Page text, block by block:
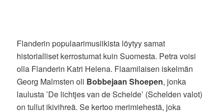
Flanderin populaarimusiikista löytyy samat
historialliset kerrostumat kuin Suomesta. Petra voisi
olla Flanderin Katri Helena. Flaamilaisen iskelmän
Georg Malmsten oli Bobbejaan Shoepen, jonka
laulusta ’De lichtjes van de Schelde’ (Schelden valot)
on tullut ikivihreä. Se kertoo merimiehestä, joka